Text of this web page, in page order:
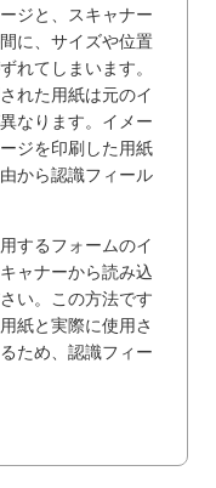
ジと、スキャナー
に、サイズや位置
れてしまいます。
れた用紙は元のイ
なります。イメー
ジを印刷した用紙
から認識フィール
するフォームのイ
ャナーから読み込
い。この方法です
紙と実際に使用さ
ため、認識フィー